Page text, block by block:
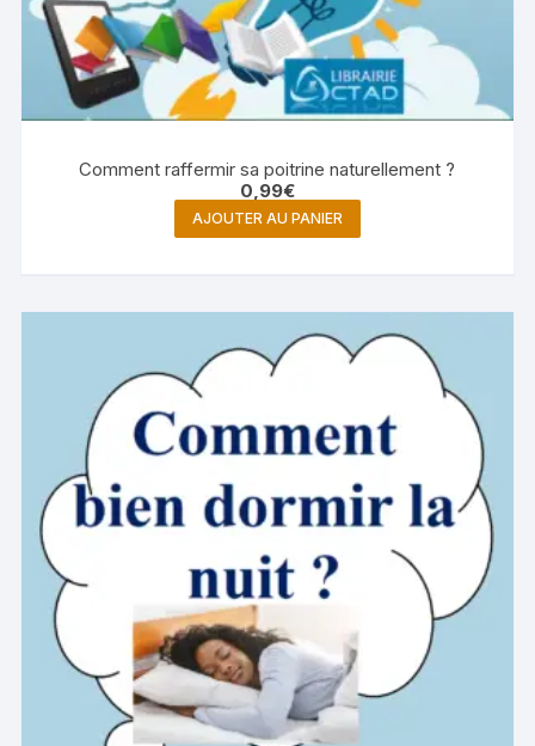
Comment raffermir sa poitrine naturellement ?
0,99€
AJOUTER AU PANIER